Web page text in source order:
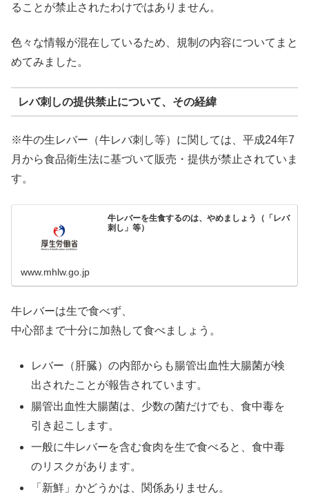
ることが禁止されたわけではありません。
色々な情報が混在しているため、規制の内容についてまと
めてみました。
レバ刺しの提供禁止について、その経緯
※牛の生レバー（牛レバ刺し等）に関しては、平成24年7
月から食品衛生法に基づいて販売・提供が禁止されていま
す。
牛レバーを生食するのは、やめましょう（「レバ
刺し」等）
www.mhlw.go.jp
牛レバーは生で食べず、
中心部まで十分に加熱して食べましょう。
レバー（肝臓）の内部からも腸管出血性大腸菌が検
出されたことが報告されています。
腸管出血性大腸菌は、少数の菌だけでも、食中毒を
引き起こします。
一般に牛レバーを含む食肉を生で食べると、食中毒
のリスクがあります。
「新鮮」かどうかは、関係ありません。